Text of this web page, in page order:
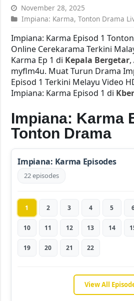
November 28, 2025
Impiana: Karma,Tonton Drama
Impiana: Karma Episod 1
Online Cerekarama Terkini
Karma Ep 1 di Kepala Bergetar
myflm4u. Muat Turun Drama
Episod 1 Terkini Melayu Video
Impiana: Karma Episod 1 di
Impiana: Karma
Tonton Drama
Impiana: Karma Episodes
22 episodes
1 2 3 4 5
10 11 12 13 14
19 20 21 22
View All